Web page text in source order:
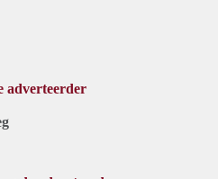
adverteerder